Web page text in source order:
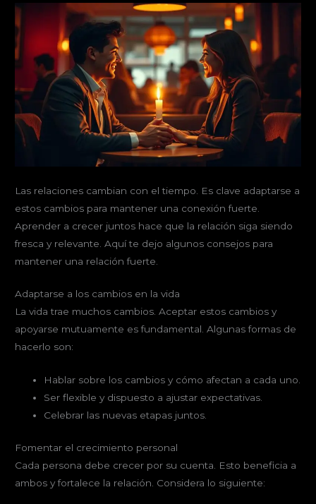
Las relaciones cambian con el tiempo. Es clave adaptarse a
estos cambios para mantener una conexión fuerte.
Aprender a crecer juntos hace que la relación siga siendo
fresca y relevante. Aquí te dejo algunos consejos para
mantener una relación fuerte.
Adaptarse a los cambios en la vida
La vida trae muchos cambios. Aceptar estos cambios y
apoyarse mutuamente es fundamental. Algunas formas de
hacerlo son:
Hablar sobre los cambios y cómo afectan a cada uno.
Ser flexible y dispuesto a ajustar expectativas.
Celebrar las nuevas etapas juntos.
Fomentar el crecimiento personal
Cada persona debe crecer por su cuenta. Esto beneficia a
ambos y fortalece la relación. Considera lo siguiente: